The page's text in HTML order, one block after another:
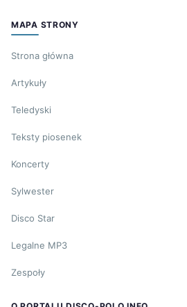
MAPA STRONY
Strona główna
Artykuły
Teledyski
Teksty piosenek
Koncerty
Sylwester
Disco Star
Legalne MP3
Zespoły